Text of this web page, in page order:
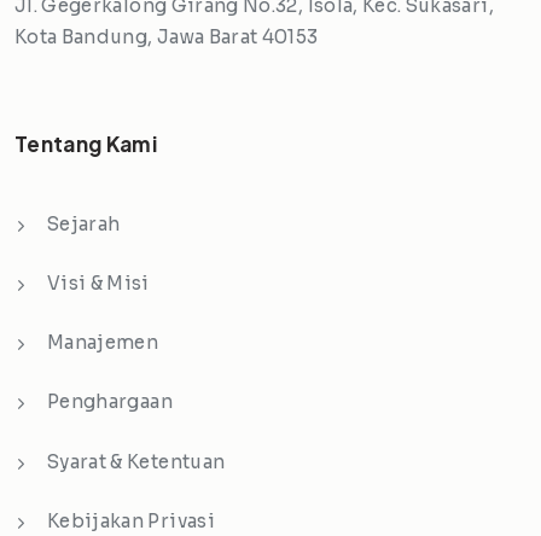
Jl. Gegerkalong Girang No.32, Isola, Kec. Sukasari,
Kota Bandung, Jawa Barat 40153
Tentang Kami
Sejarah
Visi & Misi
Manajemen
Penghargaan
Syarat & Ketentuan
Kebijakan Privasi